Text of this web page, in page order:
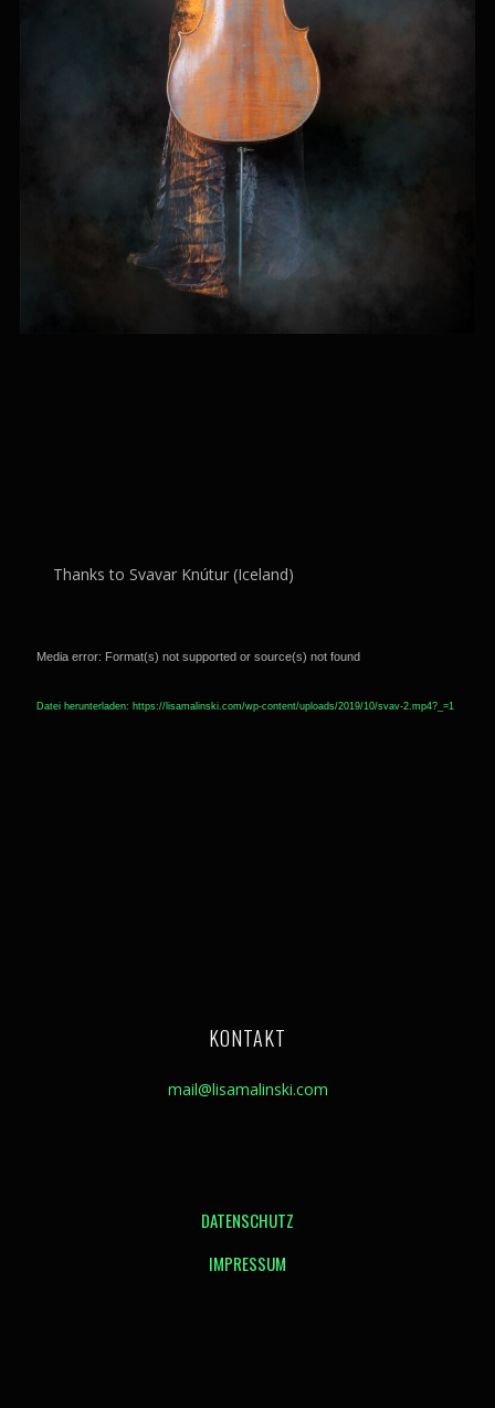
Thanks to Svavar Knútur (Iceland)
Player
Media error: Format(s) not supported or source(s) not found
Datei herunterladen: https://lisamalinski.com/wp-content/uploads/2019/10/svav-2.mp4?_=1
KONTAKT
mail@lisamalinski.com
DATENSCHUTZ
IMPRESSUM